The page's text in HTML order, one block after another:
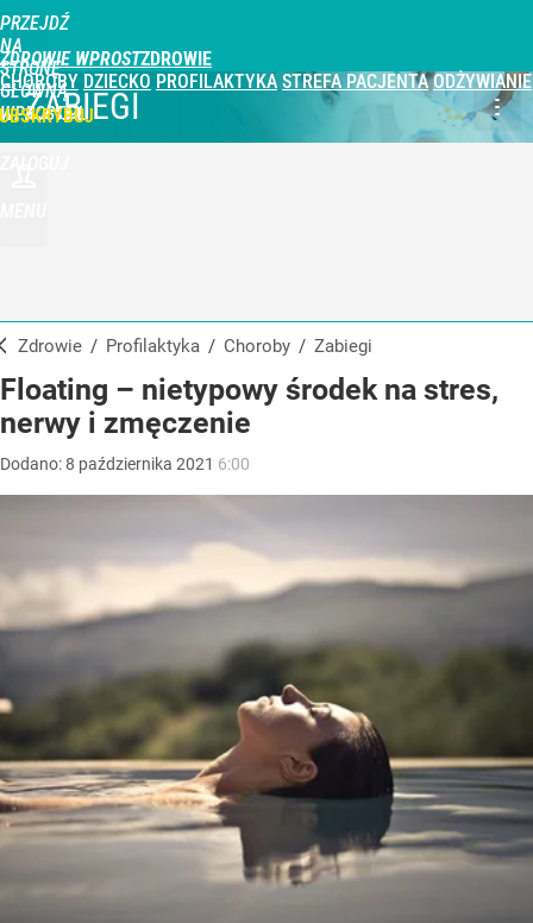
PRZEJDŹ
NA
STRONĘ
GŁÓWNĄ
WPROST.PL
ZDROWIE WPROST
CHOROBY DZIECKO PROFILAKTYKA STREFA PACJENTA ODŻYWIANIE
ZABIEGI
Zdrowie / Profilaktyka / Choroby / Zabiegi
Floating – nietypowy środek na stres,
nerwy i zmęczenie
Dodano:8 października 2021 6:00